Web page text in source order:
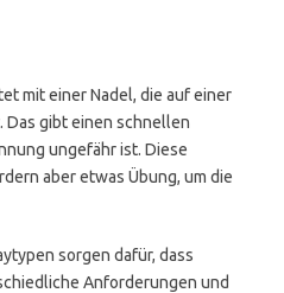
mit einer Nadel, die auf einer
Das gibt einen schnellen
ungefähr ist. Diese
aber etwas Übung, um die
sorgen dafür, dass
Anforderungen und